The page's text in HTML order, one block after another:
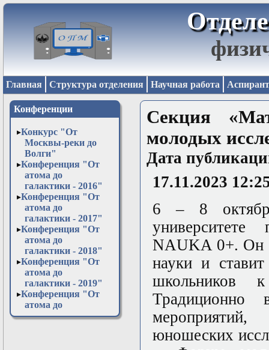
Главная Структура отделения Научная работа
Конференции
Конкурс "От
Москвы-реки до
Волги"
Конференция "От
атома до
галактики - 2016"
Конференция "От
атома до
галактики - 2017"
Конференция "От
атома до
галактики - 2018"
Конференция "От
атома до
галактики - 2019"
Конференция "От
атома до
галактики - 2020"
Секция
молодых
Дата
17.11.2023
6 – 8
университете
NAUKA 0+. Он
науки и
школьников к
юношеских